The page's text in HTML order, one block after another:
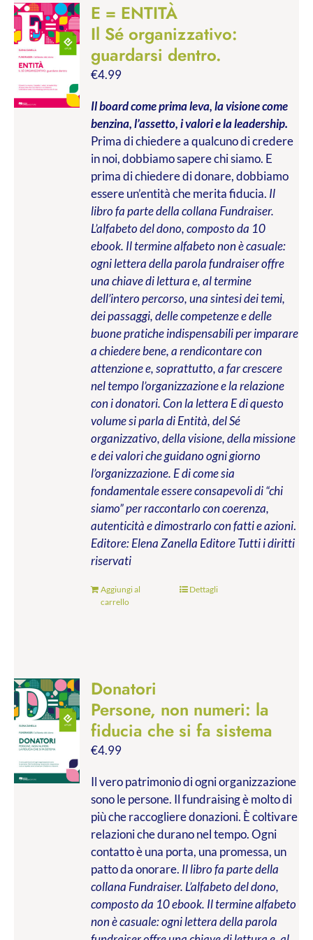
E = ENTITÀ
Il Sé organizzativo:
guardarsi dentro.
€4.99
Il board come prima leva, la visione come
benzina, l’assetto, i valori e la leadership.
Prima di chiedere a qualcuno di credere
in noi, dobbiamo sapere chi siamo. E
prima di chiedere di donare, dobbiamo
essere un’entità che merita fiducia. Il
libro fa parte della collana Fundraiser.
L’alfabeto del dono, composto da 10
ebook. Il termine alfabeto non è casuale:
ogni lettera della parola fundraiser offre
una chiave di lettura e, al termine
dell’intero percorso, una sintesi dei temi,
dei passaggi, delle competenze e delle
buone pratiche indispensabili per imparare
a chiedere bene, a rendicontare con
attenzione e, soprattutto, a far crescere
nel tempo l’organizzazione e la relazione
con i donatori. Con la lettera E di questo
volume si parla di Entità, del Sé
organizzativo, della visione, della missione
e dei valori che guidano ogni giorno
l’organizzazione. E di come sia
fondamentale essere consapevoli di “chi
siamo” per raccontarlo con coerenza,
autenticità e dimostrarlo con fatti e azioni.
Editore: Elena Zanella EditoreTutti i diritti
riservati
Aggiungi al
carrello
Dettagli
Donatori
Persone, non numeri: la
fiducia che si fa sistema
€4.99
Il vero patrimonio di ogni organizzazione
sono le persone. Il fundraising è molto di
più che raccogliere donazioni. È coltivare
relazioni che durano nel tempo. Ogni
contatto è una porta, una promessa, un
patto da onorare. Il libro fa parte della
collana Fundraiser. L’alfabeto del dono,
composto da 10 ebook. Il termine alfabeto
non è casuale: ogni lettera della parola